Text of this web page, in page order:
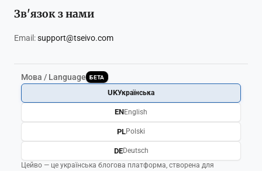
Зв'язок з нами
Email:support@tseivo.com
Мова / Language БЕТА
Цейво — це українська блогова платформа, створена для
UKУкраїнська
ENEnglish
PLPolski
DEDeutsch